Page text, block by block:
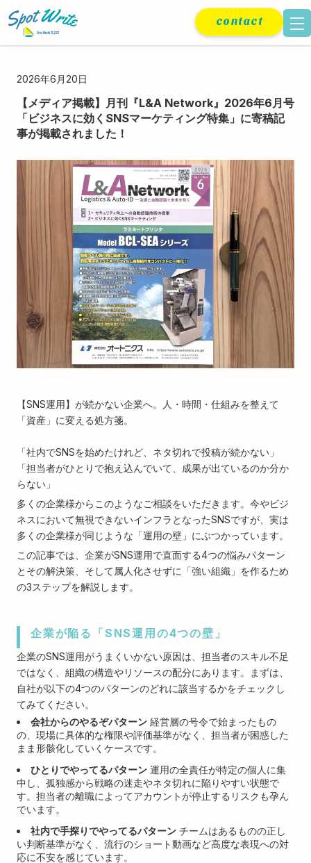
contact
2026年6月20日
【メディア掲載】月刊『L&A Network』2026年6月号
「ビジネスに効くSNSマーケティング特集」に寄稿記
事が掲載されました！
【SNS運用】が続かない企業へ。人・時間・仕組みを整えて
「資産」に変える処方箋。
「社内でSNSを始めたけれど、ネタ切れで投稿が続かない」
「担当者がひとりで抱え込んでいて、成果が出ているのか分か
らない」
多くの企業様からこのようなご相談をいただきます。今やビジ
ネスにおいて無視できないインフラとなったSNSですが、実は
多くの企業様が同じような「運用の壁」にぶつかっています。
この記事では、企業がSNS運用で直面する4つの悩みパターン
とその解決策、そして属人化させずに「強い組織」を作るため
の3ステップを解説します。
企業が陥る「SNS運用の4つの壁」
企業のSNS運用がうまくいかない原因は、担当者のスキル不足
ではなく、組織の構造やリソースの配分にあります。まずは、
自社が以下の4つのパターンのどれに該当するかをチェックし
てみてください。
会社からのやるぞパターン 経営層の号令で始まったもの
の、現場に具体的な権限や評価基準がなく、担当者が困惑した
まま形骸化していくケースです。
ひとりでやってるパターン 運用の全責任が特定の個人に集
中し、孤独感から戦略の迷走やネタ切れに陥りやすい状態で
す。担当者の離職によってアカウントが停止するリスクも孕ん
でいます。
社内で手探りでやってるパターン チームはあるものの正し
い判断基準がなく、流行のショート動画など高度な表現への対
応に不安を感じています。